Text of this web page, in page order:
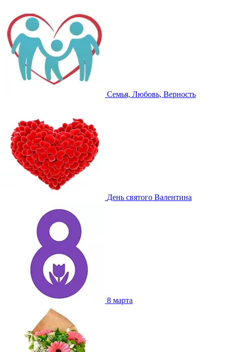
Семья, Любовь, Верность
День святого Валентина
8 марта